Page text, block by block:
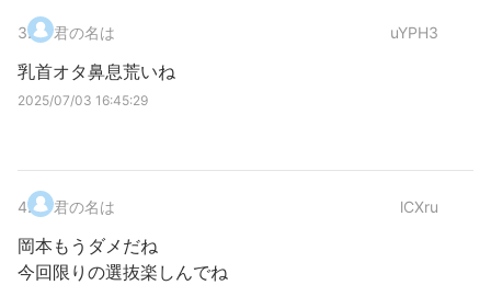
3. 君の名は uYPH3
乳首オタ鼻息荒いね
2025/07/03 16:45:29
4. 君の名は lCXru
岡本もうダメだね
今回限りの選抜楽しんでね